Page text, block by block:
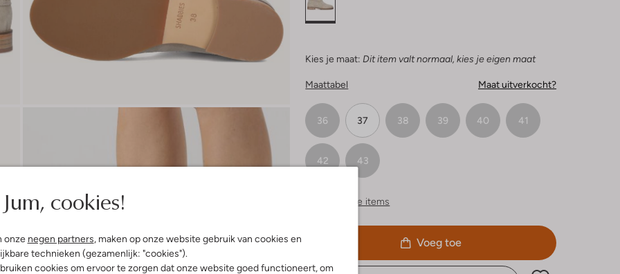
Jum, cookies!
onze negen partners, maken op onze website gebruik van cookies en
technieken (gezamenlijk: "cookies").
cookies om ervoor te zorgen dat onze website goed functioneert, om
Kies je maat: Dit item valt normaal, kies je eigen maat
Maattabel Maat uitverkocht?
36 37 38 39 40 41
42 43
Vergelijkbare items
Voeg toe